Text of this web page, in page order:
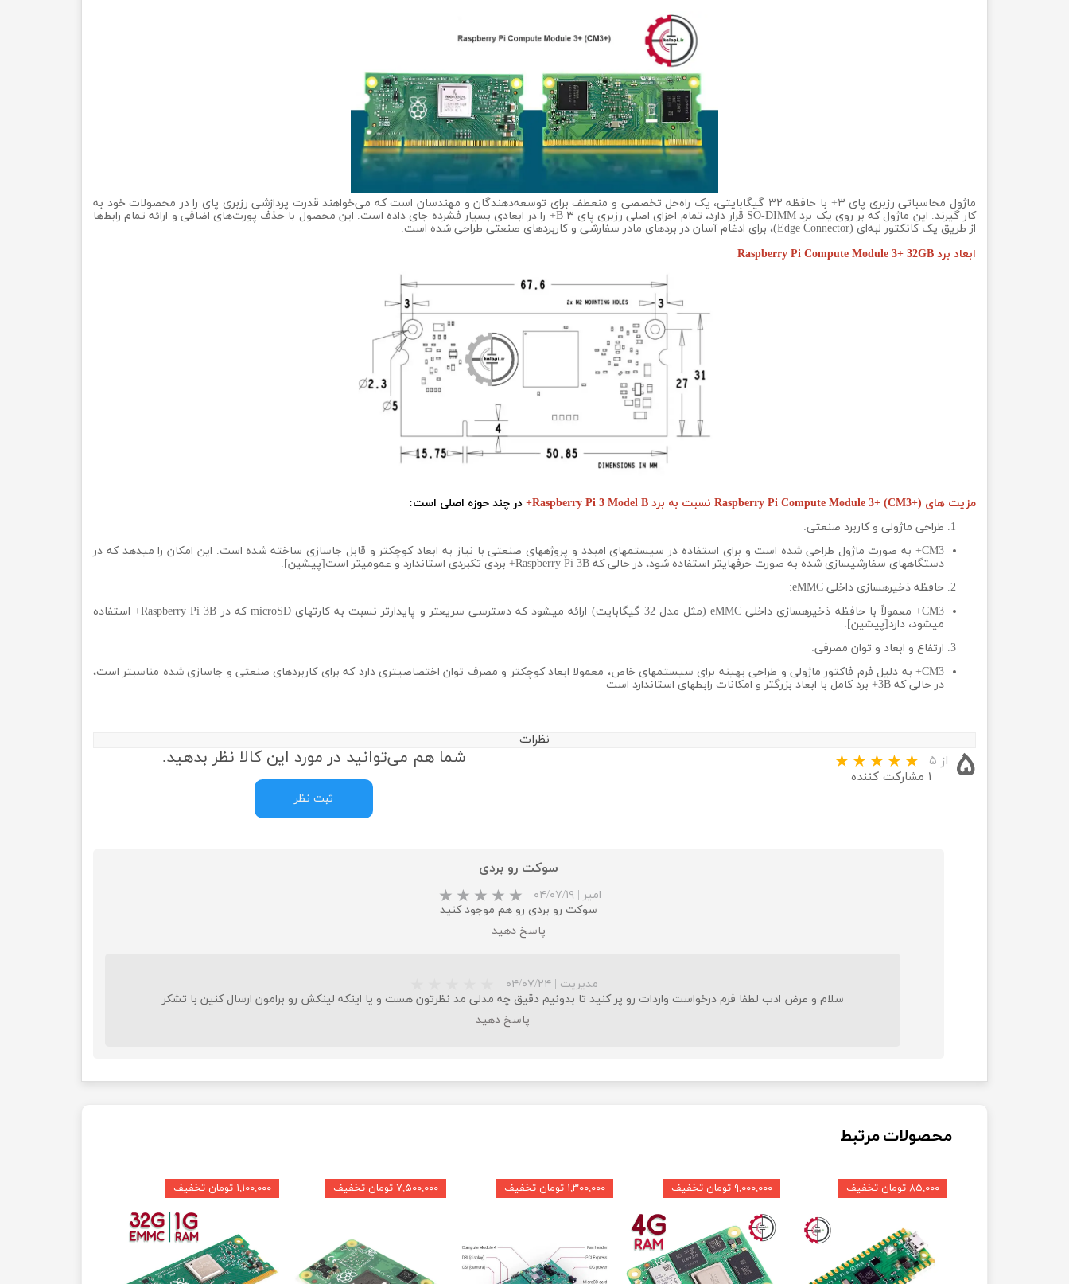
ماژول محاسباتی رزبری پای ۳+ با حافظه ۳۲ گیگابایتی، یک راه‌حل تخصصی و منعطف برای توسعه‌دهندگان و مهندسان است که می‌خواهند قدرت پردازشی رزبری پای را در محصولات خود به
کار گیرند. این ماژول که بر روی یک برد SO-DIMM قرار دارد، تمام اجزای اصلی رزبری پای ۳ B+ را در ابعادی بسیار فشرده جای داده است. این محصول با حذف پورت‌های اضافی و ارائه تمام رابط‌ها
از طریق یک کانکتور لبه‌ای (Edge Connector)، برای ادغام آسان در بردهای مادر سفارشی و کاربردهای صنعتی طراحی شده است.
ابعاد برد Raspberry Pi Compute Module 3+ 32GB
مزیت های Raspberry Pi Compute Module 3+ (CM3+) نسبت به برد Raspberry Pi 3 Model B+
در چند حوزه اصلی است:
طراحی ماژولی و کاربرد صنعتی:
CM3+ به صورت ماژول طراحی شده است و برای استفاده در سیستمهای امبدد و پروژههای صنعتی با نیاز به ابعاد کوچکتر و قابل جاسازی ساخته شده است. این امکان را میدهد که در
دستگاههای سفارشیسازی شده به صورت حرفهایتر استفاده شود، در حالی که Raspberry Pi 3B+ بردی تکبردی استاندارد و عمومیتر است[پیشین].
حافظه ذخیرهسازی داخلی eMMC:
CM3+ معمولاً با حافظه ذخیرهسازی داخلی eMMC (مثل مدل 32 گیگابایت) ارائه میشود که دسترسی سریعتر و پایدارتر نسبت به کارتهای microSD که در Raspberry Pi 3B+ استفاده
میشود، دارد[پیشین].
ارتفاع و ابعاد و توان مصرفی:
CM3+ به دلیل فرم فاکتور ماژولی و طراحی بهینه برای سیستمهای خاص، معمولا ابعاد کوچکتر و مصرف توان اختصاصیتری دارد که برای کاربردهای صنعتی و جاسازی شده مناسبتر است،
در حالی که 3B+ برد کامل با ابعاد بزرگتر و امکانات رابطهای استاندارد است
نظرات
۵ از ۵
۱ مشارکت کننده
شما هم می‌توانید در مورد این کالا نظر بدهید.
ثبت نظر
سوکت رو بردی
امیر | ۰۴/۰۷/۱۹
سوکت رو بردی رو هم موجود کنید
پاسخ دهید
مدیریت | ۰۴/۰۷/۲۴
سلام و عرض ادب لطفا فرم درخواست واردات رو پر کنید تا بدونیم دقیق چه مدلی مد نظرتون هست و یا اینکه لینکش رو برامون ارسال کنین با تشکر
پاسخ دهید
محصولات مرتبط
۱,۱۰۰,۰۰۰ تومان تخفیف ۷,۵۰۰,۰۰۰ تومان تخفیف ۱,۳۰۰,۰۰۰ تومان تخفیف ۹,۰۰۰,۰۰۰ تومان تخفیف ۸۵,۰۰۰ تومان تخفیف